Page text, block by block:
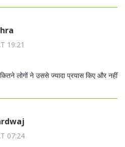
19:21
लोगों ने उससे ज्यादा प्रयास किए और नहीं
07:24